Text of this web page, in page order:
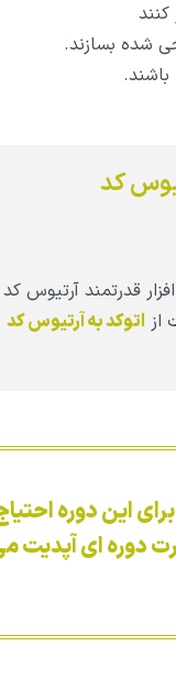
کنند
شده بسازند.
باشند.
قدرتمند آرتیوس
از اتوکد به آرتیوس کد
این دوره
دوره ای آپدیت